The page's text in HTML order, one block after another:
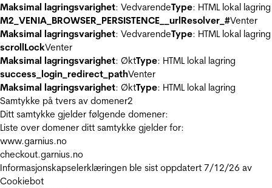
Maksimal lagringsvarighet: VedvarendeType: HTML lokal lagring
M2_VENIA_BROWSER_PERSISTENCE__urlResolver_#Venter
Maksimal lagringsvarighet: VedvarendeType: HTML lokal lagring
scrollLockVenter
Maksimal lagringsvarighet: ØktType: HTML lokal lagring
success_login_redirect_pathVenter
Maksimal lagringsvarighet: ØktType: HTML lokal lagring
Samtykke på tvers av domener2
Ditt samtykke gjelder følgende domener:
Liste over domener ditt samtykke gjelder for:
www.garnius.no
checkout.garnius.no
Informasjonskapselerklæringen ble sist oppdatert 7/12/26 av
Cookiebot